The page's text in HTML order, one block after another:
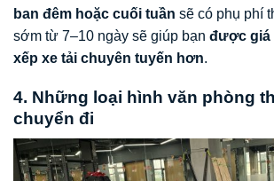
ban đêm hoặc cuối tuần sẽ có phụ phí
sớm từ 7–10 ngày sẽ giúp bạn được giá
xếp xe tải chuyên tuyến hơn.
4. Những loại hình văn phòng
chuyển đi